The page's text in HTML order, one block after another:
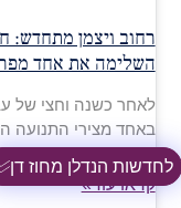
לחדשות הנדלן מחוז דן
רחוב ויצמן מתחדש:
השלימה את אחד
לאחר כשנה וחצי של
באחד מצירי התנועה
חידוש המרחב
קראו עוד»